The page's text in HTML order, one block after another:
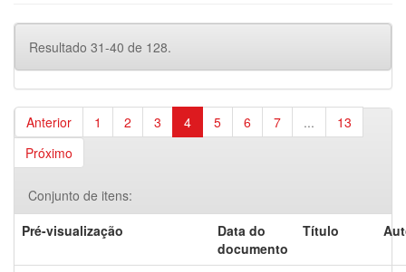
Resultado 31-40 de 128.
Anterior 1 2 3 4 5 6 7 ...
13
Próximo
Conjunto de itens:
Pré-visualização
Data do
documento
Título